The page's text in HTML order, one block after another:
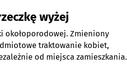
wyżej
okołoporodowej. Zmieniony
traktowanie kobiet,
od miejsca zamieszkania.